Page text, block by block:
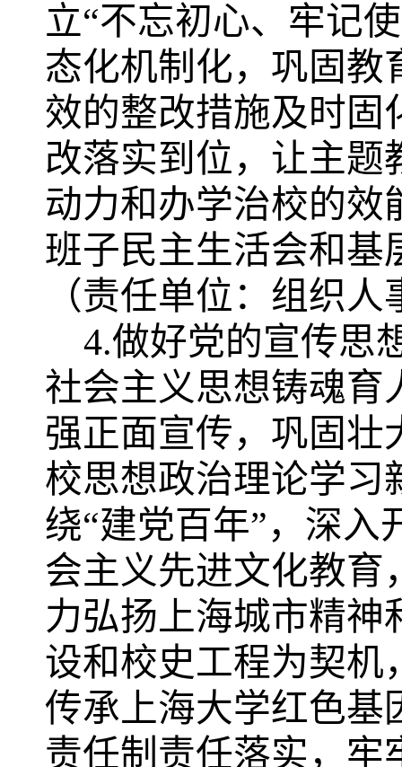
立“不忘初心、牢记
态化机制化，巩固教
效的整改措施及时固
改落实到位，让主题
动力和办学治校的效
班子民主生活会和基
（责任单位：组织人
4.做好党的宣传思
社会主义思想铸魂育
强正面宣传，巩固壮
校思想政治理论学习
绕“建党百年”，深入
会主义先进文化教育
力弘扬上海城市精神
设和校史工程为契机
传承上海大学红色基
责任制责任落实，牢